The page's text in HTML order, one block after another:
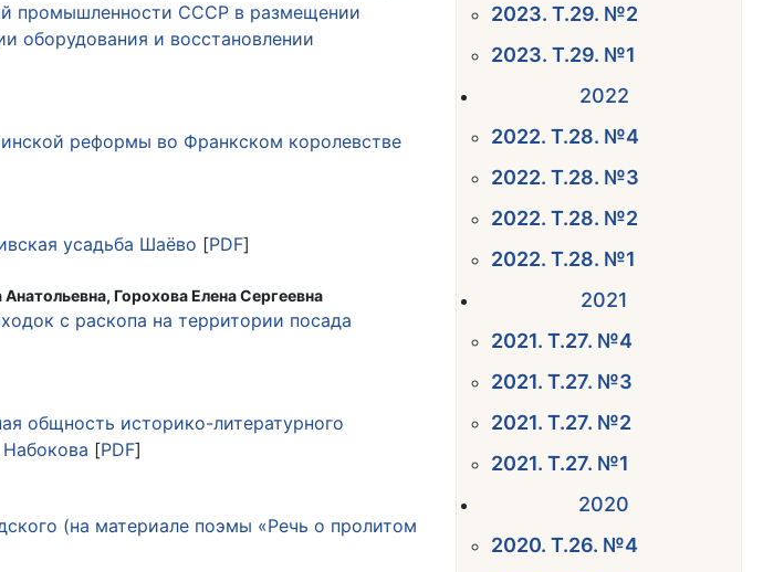
промышленности СССР в размещении
оборудования и восстановлении
реформы во Франкском королевстве
усадьба Шаёво [PDF]
Горохова Елена Сергеевна
с раскопа на территории посада
общность историко-литературного
[PDF]
(на материале поэмы «Речь о пролитом
2023. Т.29. №2
2023. Т.29. №1
2022
2022. Т.28. №4
2022. Т.28. №3
2022. Т.28. №2
2022. Т.28. №1
2021
2021. Т.27. №4
2021. Т.27. №3
2021. Т.27. №2
2021. Т.27. №1
2020
2020. Т.26. №4